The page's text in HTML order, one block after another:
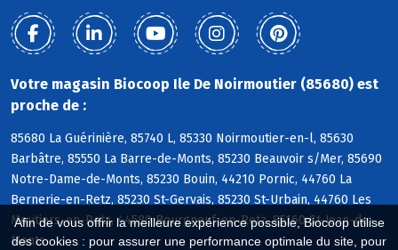
Afin de vous offrir la meilleure expérience possible, Biocoop utilise
des cookies : pour assurer une performance optimale du site, pour
Votre magasin Biocoop Ile De Noirmoutier (85680) est
proche de :
85680 La Guérinière, 85740 L, 85330 Noirmoutier-en-l, 85630
Barbâtre, 85550 La Barre-de-Monts, 85230 Beauvoir s/Mer, 85690
Notre-Dame-de-Monts, 85230 Bouin, 44210 Pornic, 44760 La
Bernerie-en-Retz, 85230 St-Gervais, 85230 St-Urbain, 44760 Les
Moutiers-en-Retz, 44580 Bourgneuf-en-Retz, 85160 St-Jean-de-
Monts